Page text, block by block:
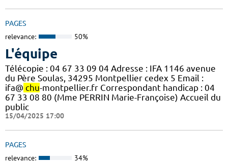
PAGES
relevance: 50%
L'équipe
Télécopie : 04 67 33 09 04 Adresse : IFA 1146 avenue
du Père Soulas, 34295 Montpellier cedex 5 Email :
ifa@ chu-montpellier.fr Correspondant handicap : 04
67 33 08 80 (Mme PERRIN Marie-Françoise) Accueil du
public
15/04/2025 17:00
PAGES
relevance: 34%